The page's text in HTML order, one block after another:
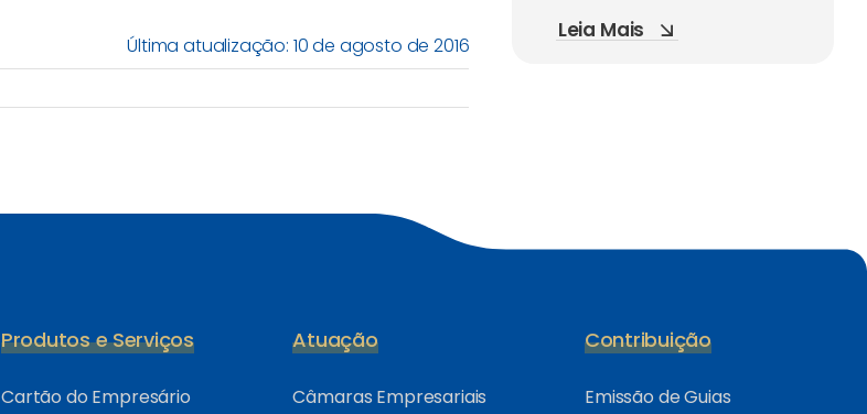
Última atualização: 10 de agosto de 2016
Leia Mais
Produtos e Serviços
Cartão do Empresário
Atuação
Câmaras Empresariais
Contribuição
Emissão de Guias